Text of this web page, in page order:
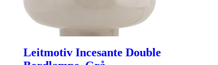
Leitmotiv Incesante Double